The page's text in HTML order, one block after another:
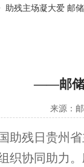
助残主场凝大爱 邮
——邮储
来源：
助残日贵州
织协同助力